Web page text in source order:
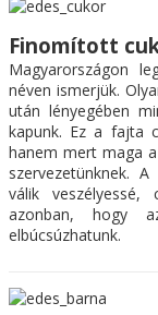
Finomított
Magyarországon
néven ismerjük.
után lényegében
kapunk. Ez a fajta
hanem mert maga
szervezetünknek.
válik
azonban, hogy
elbúcsúzhatunk.